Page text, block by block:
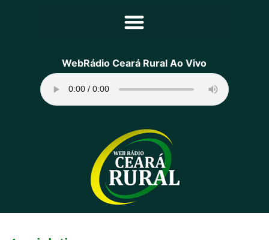
Principal
Programação
Equipe
Contato
Sobre
WebRádio Ceará Rural Ao Vivo